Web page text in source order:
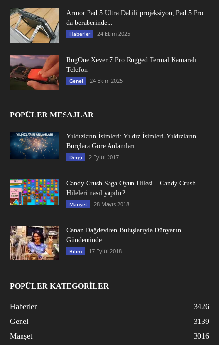
Armor Pad 5 Ultra Dahili projeksiyon, Pad 5 Pro
da beraberinde...
Haberler 24 Ekim 2025
RugOne Xever 7 Pro Rugged Termal Kamaralı
Telefon
Genel 24 Ekim 2025
POPÜLER MESAJLAR
Yıldızların İsimleri: Yıldız İsimleri-Yıldızların
Burçlara Göre Anlamları
Dergi 2 Eylül 2017
Candy Crush Saga Oyun Hilesi – Candy Crush
Hileleri nasıl yapılır?
Manşet 28 Mayıs 2018
Canan Dağdeviren Buluşlarıyla Dünyanın
Gündeminde
Bilim 17 Eylül 2018
POPÜLER KATEGORİLER
Haberler
3426
Genel
3139
Manşet
3016